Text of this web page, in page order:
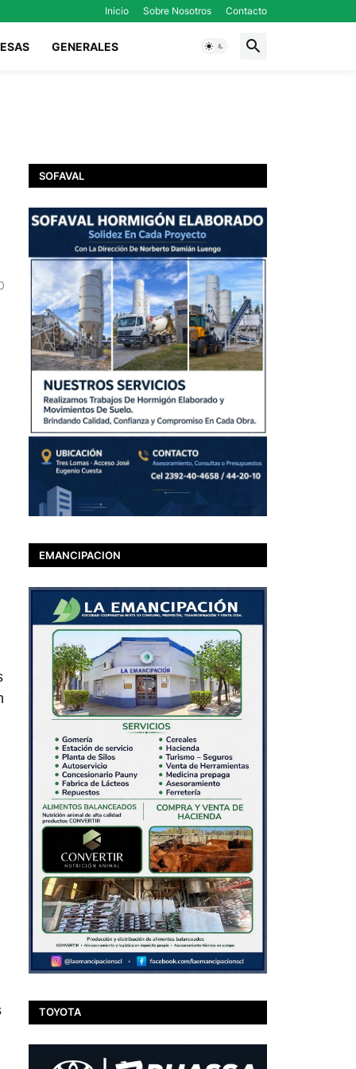
Inicio Sobre Nosotros Contacto
GENERALES
SOFAVAL
EMANCIPACION
TOYOTA